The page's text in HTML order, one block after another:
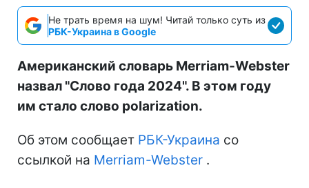
Не трать время на шум! Читай только суть из
РБК-Украина в Google
Американский словарь Merriam-Webster
назвал "Слово года 2024". В этом году
им стало слово polarization.
Об этом сообщает РБК-Украина со
ссылкой на Merriam-Webster .